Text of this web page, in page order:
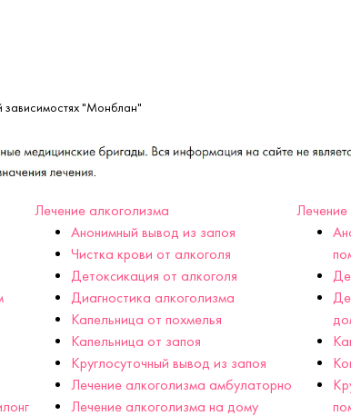
зависимостях "Монблан"
Лечение алкоголизма
Анонимный вывод из запоя
Чистка крови от алкоголя
Детоксикация от алкоголя
Диагностика алкоголизма
Капельница от похмелья
Капельница от запоя
Круглосуточный вывод из запоя
Лечение алкоголизма амбулаторно
Лечение алкоголизма на дому